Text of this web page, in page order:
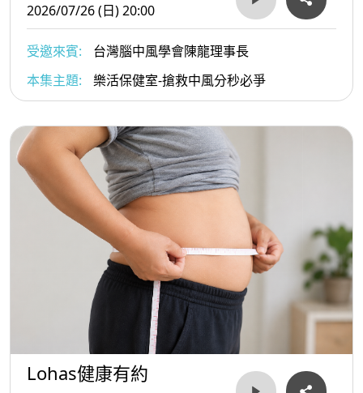
2026/07/26 (日) 20:00
受邀來賓:
台灣腦中風學會陳龍理事長
本集主題:
樂活保健室-搶救中風分秒必爭
Lohas健康有約